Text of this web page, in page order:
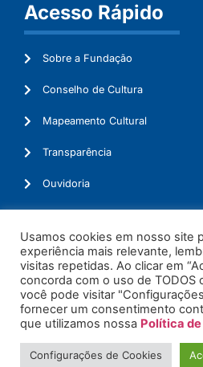
Acesso Rápido
Sobre a Fundação
Conselho de Cultura
Mapeamento Cultural
Transparência
Ouvidoria
© 2026. Todos os
Usamos cookies em nosso site
experiência mais relevante,
visitas repetidas. Ao clicar em
concorda com o uso de TODOS
você pode visitar
fornecer um consentimento
que utilizamos nossa Política
Configurações de Cookies